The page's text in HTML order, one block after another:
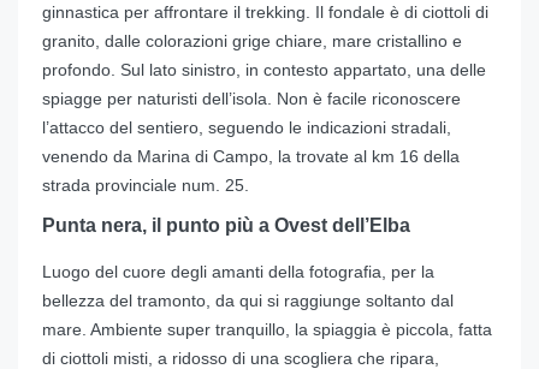
ginnastica per affrontare il trekking. Il fondale è di ciottoli di
granito, dalle colorazioni grige chiare, mare cristallino e
profondo. Sul lato sinistro, in contesto appartato, una delle
spiagge per naturisti dell’isola. Non è facile riconoscere
l’attacco del sentiero, seguendo le indicazioni stradali,
venendo da Marina di Campo, la trovate al km 16 della
strada provinciale num. 25.
Punta nera, il punto più a Ovest dell’Elba
Luogo del cuore degli amanti della fotografia, per la
bellezza del tramonto, da qui si raggiunge soltanto dal
mare. Ambiente super tranquillo, la spiaggia è piccola, fatta
di ciottoli misti, a ridosso di una scogliera che ripara,